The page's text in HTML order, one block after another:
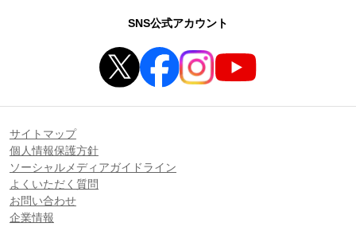
SNS公式アカウント
サイトマップ
個人情報保護方針
ソーシャルメディアガイドライン
よくいただく質問
お問い合わせ
企業情報